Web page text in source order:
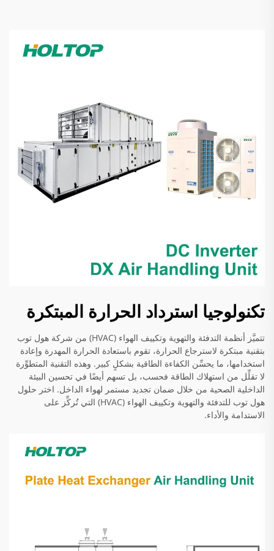
تكنولوجيا استرداد الحرارة المبتكرة
تتميَّز أنظمة التدفئة والتهوية وتكييف الهواء (HVAC) من شركة هول توب
بتقنية مبتكرة لاسترجاع الحرارة، تقوم باستعادة الحرارة المهدرة وإعادة
استخدامها، ما يحسِّن الكفاءة الطاقية بشكلٍ كبير. وهذه التقنية المتطوِّرة
لا تقلِّل من استهلاك الطاقة فحسب، بل تسهم أيضًا في تحسين البيئة
الداخلية الصحية من خلال ضمان تجديد مستمر لهواء الداخل. اختر حلول
هول توب للتدفئة والتهوية وتكييف الهواء (HVAC) التي تُركِّز على
الاستدامة والأداء.